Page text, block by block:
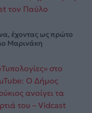
έχοντας ως πρώτο
Μαρινάκη